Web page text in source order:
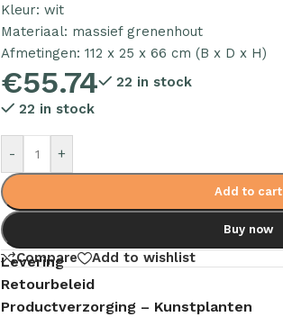
Kleur: wit
Materiaal: massief grenenhout
Afmetingen: 112 x 25 x 66 cm (B x D x H)
€55.74
22 in stock
22 in stock
- +
Add to cart
Buy now
Compare Add to wishlist
Levering
Retourbeleid
Productverzorging – Kunstplanten